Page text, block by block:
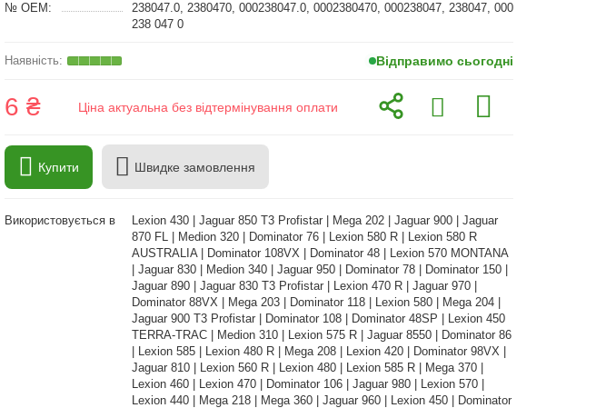
№ OEM:
238047.0, 2380470, 000238047.0, 0002380470, 000238047, 238047, 000
238 047 0
Відправимо сьогодні
6 ₴ Ціна актуальна без відтермінування оплати
Купити Швидке замовлення
Використовується в
Lexion 430 | Jaguar 850 T3 Profistar | Mega 202 | Jaguar 900 | Jaguar
870 FL | Medion 320 | Dominator 76 | Lexion 580 R | Lexion 580 R
AUSTRALIA | Dominator 108VX | Dominator 48 | Lexion 570 MONTANA
| Jaguar 830 | Medion 340 | Jaguar 950 | Dominator 78 | Dominator 150 |
Jaguar 890 | Jaguar 830 T3 Profistar | Lexion 470 R | Jaguar 970 |
Dominator 88VX | Mega 203 | Dominator 118 | Lexion 580 | Mega 204 |
Jaguar 900 T3 Profistar | Dominator 108 | Dominator 48SP | Lexion 450
TERRA-TRAC | Medion 310 | Lexion 575 R | Jaguar 8550 | Dominator 86
| Lexion 585 | Lexion 480 R | Mega 208 | Lexion 420 | Dominator 98VX |
Jaguar 810 | Lexion 560 R | Lexion 480 | Lexion 585 R | Mega 370 |
Lexion 460 | Lexion 470 | Dominator 106 | Jaguar 980 | Lexion 570 |
Lexion 440 | Mega 218 | Mega 360 | Jaguar 960 | Lexion 450 | Dominator